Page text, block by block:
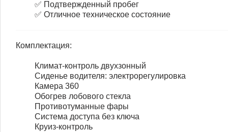
✅ Подтвержденный пробег
✅ Отличное техническое состояние
Комплектация:
Климат-контроль двухзонный
Сиденье водителя: электрорегулировка
Камера 360
Обогрев лобового стекла
Противотуманные фары
Система доступа без ключа
Круиз-контроль